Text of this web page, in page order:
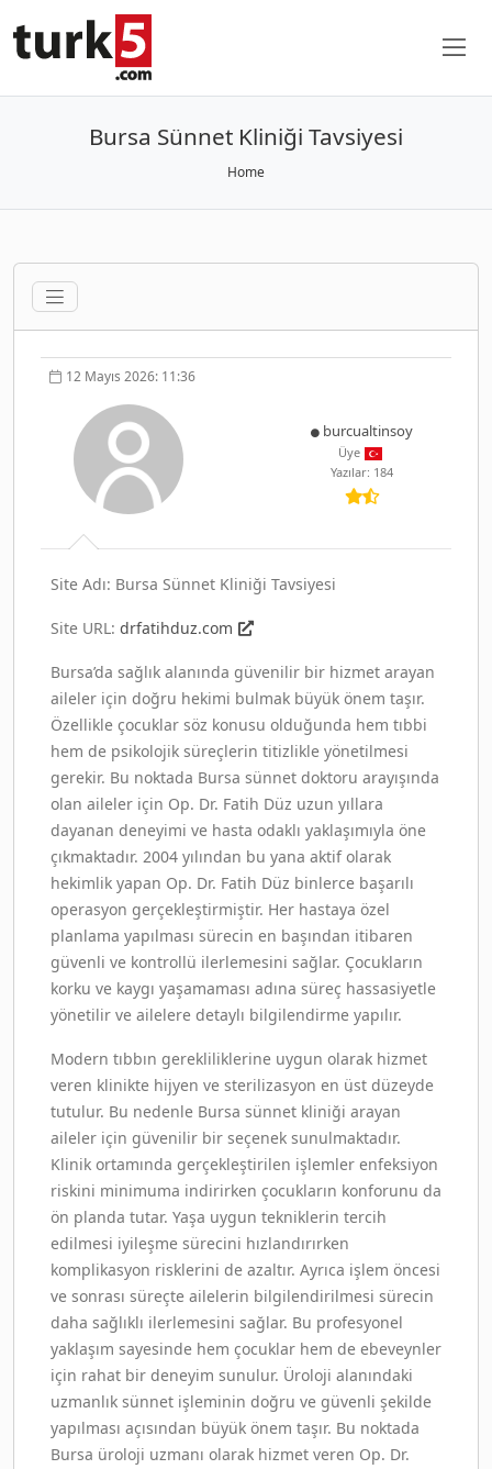
Bursa Sünnet Kliniği Tavsiyesi
Home
12 Mayıs 2026: 11:36
burcualtinsoy
Üye
Yazılar: 184
Site Adı: Bursa Sünnet Kliniği Tavsiyesi
Site URL: drfatihduz.com
Bursa’da sağlık alanında güvenilir bir hizmet arayan
aileler için doğru hekimi bulmak büyük önem taşır.
Özellikle çocuklar söz konusu olduğunda hem tıbbi
hem de psikolojik süreçlerin titizlikle yönetilmesi
gerekir. Bu noktada Bursa sünnet doktoru arayışında
olan aileler için Op. Dr. Fatih Düz uzun yıllara
dayanan deneyimi ve hasta odaklı yaklaşımıyla öne
çıkmaktadır. 2004 yılından bu yana aktif olarak
hekimlik yapan Op. Dr. Fatih Düz binlerce başarılı
operasyon gerçekleştirmiştir. Her hastaya özel
planlama yapılması sürecin en başından itibaren
güvenli ve kontrollü ilerlemesini sağlar. Çocukların
korku ve kaygı yaşamaması adına süreç hassasiyetle
yönetilir ve ailelere detaylı bilgilendirme yapılır.
Modern tıbbın gerekliliklerine uygun olarak hizmet
veren klinikte hijyen ve sterilizasyon en üst düzeyde
tutulur. Bu nedenle Bursa sünnet kliniği arayan
aileler için güvenilir bir seçenek sunulmaktadır.
Klinik ortamında gerçekleştirilen işlemler enfeksiyon
riskini minimuma indirirken çocukların konforunu da
ön planda tutar. Yaşa uygun tekniklerin tercih
edilmesi iyileşme sürecini hızlandırırken
komplikasyon risklerini de azaltır. Ayrıca işlem öncesi
ve sonrası süreçte ailelerin bilgilendirilmesi sürecin
daha sağlıklı ilerlemesini sağlar. Bu profesyonel
yaklaşım sayesinde hem çocuklar hem de ebeveynler
için rahat bir deneyim sunulur. Üroloji alanındaki
uzmanlık sünnet işleminin doğru ve güvenli şekilde
yapılması açısından büyük önem taşır. Bu noktada
Bursa üroloji uzmanı olarak hizmet veren Op. Dr.